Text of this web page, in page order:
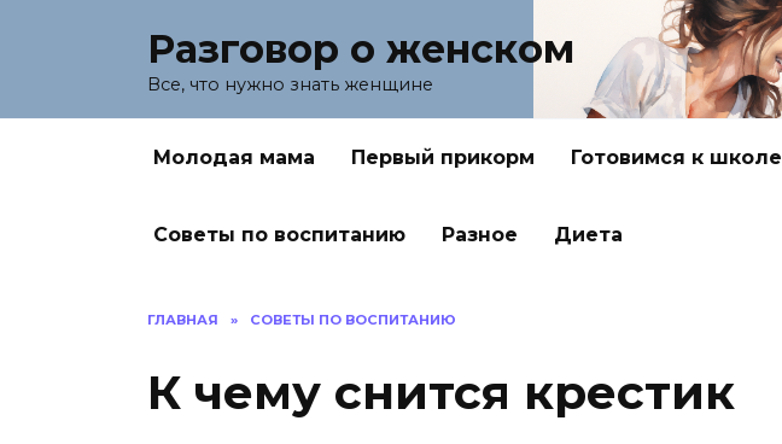
Разговор о женском
Все, что нужно знать женщине
Молодая мама Первый прикорм Готовимся к школе
Советы по воспитанию Разное Диета
ГЛАВНАЯ » СОВЕТЫ ПО ВОСПИТАНИЮ
К чему снится крестик